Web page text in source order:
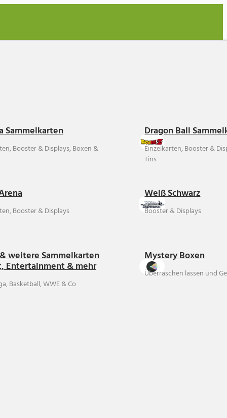
Sammelkarten
Booster & Displays, Boxen &
Dragon Ball
Einzelkarten, Booster &
Tins
Booster & Displays
Weiß Schwarz
Booster & Displays
weitere Sammelkarten
Entertainment & mehr
Basketball, WWE & Co
Mystery Boxen
Überraschen lassen und